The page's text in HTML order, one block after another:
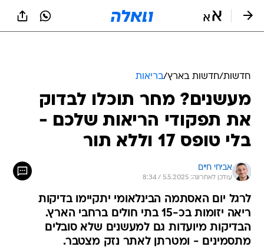
חדשות/חדשות בארץ/בריאות
מעשנים? מחר תוכלו לבדוק
את תפקודי הריאות שלכם -
בלי טופס 17 וללא תור
אביחי חיים
עודכן לאחרונה: 5.5.2025 / 8:34
לרגל יום האסתמה הבינלאומי יתקיימו בדיקות
ריאה יזומות בכ-15 בתי חולים ברחבי הארץ.
הבדיקות מיועדות גם למעשנים שלא סובלים
מתסמינים - ומטרתן לאתר נזק מצטבר.